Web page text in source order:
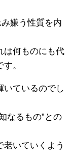
嫌う性質を内
は何ものにも代
。
いているのでし
なるもの”との
老いていくよう